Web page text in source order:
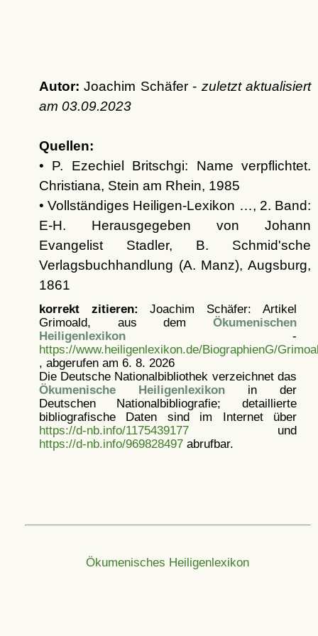
Autor: Joachim Schäfer - zuletzt aktualisiert
am 03.09.2023
Quellen:
• P. Ezechiel Britschgi: Name verpflichtet.
Christiana, Stein am Rhein, 1985
• Vollständiges Heiligen-Lexikon …, 2. Band:
E-H. Herausgegeben von Johann
Evangelist Stadler, B. Schmid'sche
Verlagsbuchhandlung (A. Manz), Augsburg,
1861
korrekt zitieren: Joachim Schäfer: Artikel
Grimoald, aus dem Ökumenischen
Heiligenlexikon-
https://www.heiligenlexikon.de/BiographienG/
, abgerufen am 6. 8. 2026
Die Deutsche Nationalbibliothek verzeichnet das
Ökumenische Heiligenlexikonin der
Deutschen Nationalbibliografie; detaillierte
bibliografische Daten sind im Internet über
https://d-nb.info/1175439177und
https://d-nb.info/969828497abrufbar.
Ökumenisches Heiligenlexikon